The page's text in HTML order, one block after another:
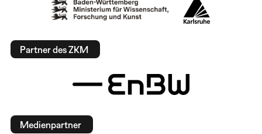
Partner des ZKM
Medienpartner